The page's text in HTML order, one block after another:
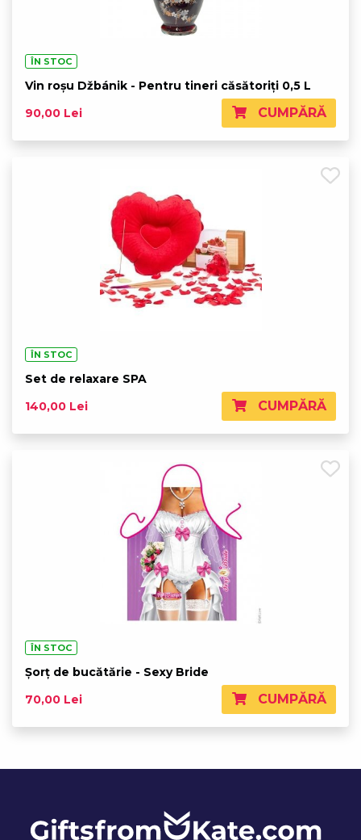
ÎN STOC
Vin roșu Džbánik - Pentru tineri căsătoriți 0,5 L
90,00 Lei
CUMPĂRĂ
ÎN STOC
Set de relaxare SPA
140,00 Lei
CUMPĂRĂ
ÎN STOC
Șorț de bucătărie - Sexy Bride
70,00 Lei
CUMPĂRĂ